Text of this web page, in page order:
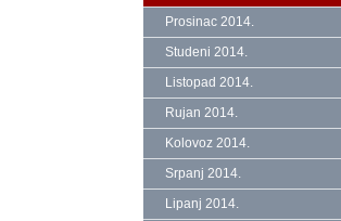
Prosinac 2014.
Studeni 2014.
Listopad 2014.
Rujan 2014.
Kolovoz 2014.
Srpanj 2014.
Lipanj 2014.